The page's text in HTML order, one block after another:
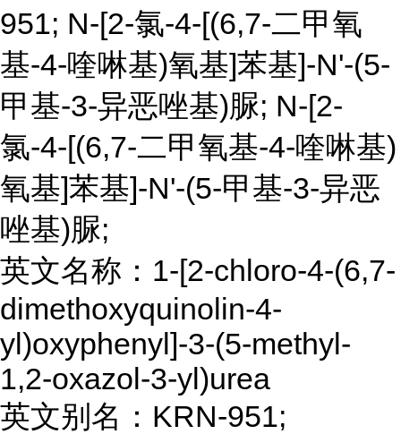
951; N-[2-氯-4-[(6,7-二甲氧
基-4-喹啉基)氧基]苯基]-N'-(5-
甲基-3-异恶唑基)脲; N-[2-
氯-4-[(6,7-二甲氧基-4-喹啉基)
氧基]苯基]-N'-(5-甲基-3-异恶
唑基)脲;
英文名称：1-[2-chloro-4-(6,7-
dimethoxyquinolin-4-
yl)oxyphenyl]-3-(5-methyl-
1,2-oxazol-3-yl)urea
英文别名：KRN-951;